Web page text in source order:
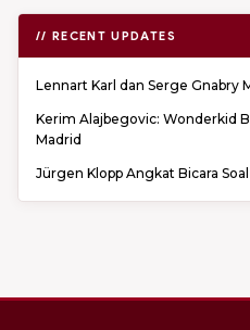
// RECENT UPDATES
Lennart Karl dan Serge Gnabry
Kerim Alajbegovic: Wonderkid
Madrid
Jürgen Klopp Angkat Bicara